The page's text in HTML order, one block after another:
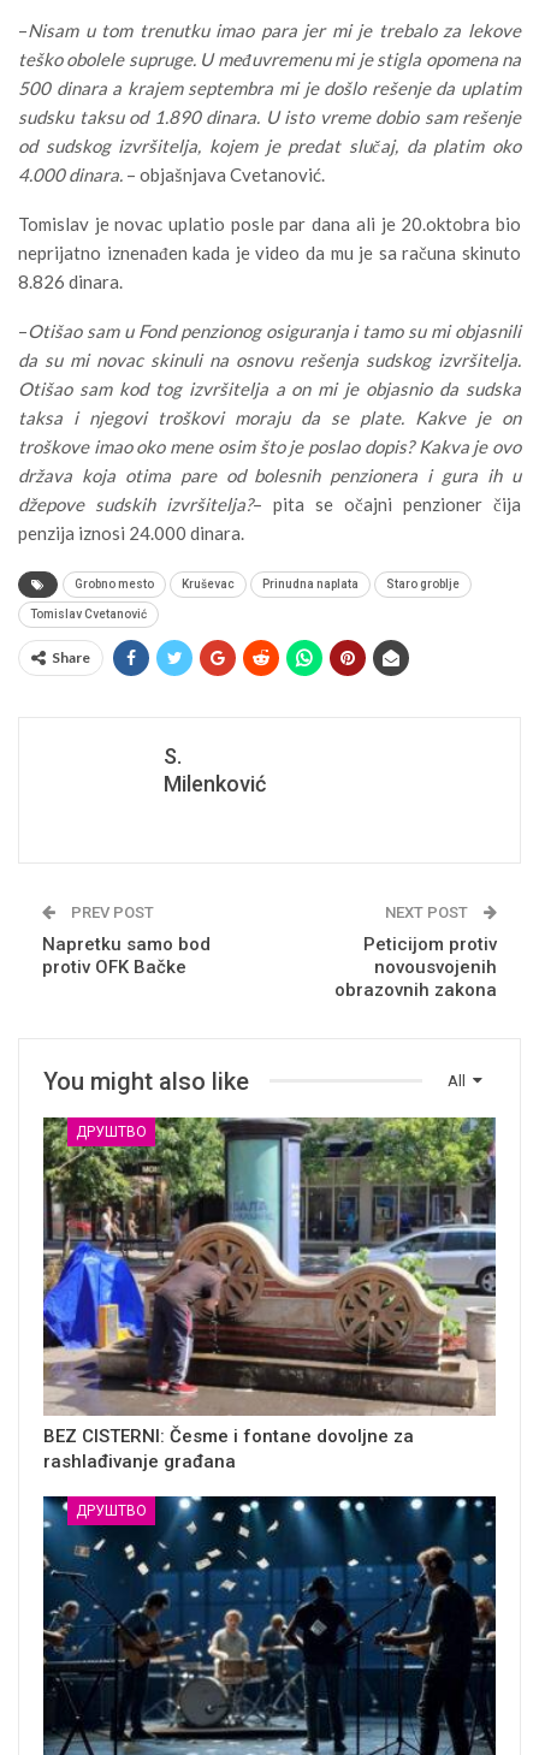
–Nisam u tom trenutku imao para jer mi je trebalo za lekove
teško obolele supruge. U međuvremenu mi je stigla opomena na
500 dinara a krajem septembra mi je došlo rešenje da uplatim
sudsku taksu od 1.890 dinara. U isto vreme dobio sam rešenje
od sudskog izvršitelja, kojem je predat slučaj, da platim oko
4.000 dinara. – objašnjava Cvetanović.
Tomislav je novac uplatio posle par dana ali je 20.oktobra bio
neprijatno iznenađen kada je video da mu je sa računa skinuto
8.826 dinara.
–Otišao sam u Fond penzionog osiguranja i tamo su mi objasnili
da su mi novac skinuli na osnovu rešenja sudskog izvršitelja.
Otišao sam kod tog izvršitelja a on mi je objasnio da sudska
taksa i njegovi troškovi moraju da se plate. Kakve je on
troškove imao oko mene osim što je poslao dopis? Kakva je ovo
država koja otima pare od bolesnih penzionera i gura ih u
džepove sudskih izvršitelja?– pita se očajni penzioner čija
penzija iznosi 24.000 dinara.
Grobno mesto Kruševac Prinudna naplata Staro groblje
Tomislav Cvetanović
Share
S.
Milenković
PREV POST
Napretku samo bod
protiv OFK Bačke
NEXT POST
Peticijom protiv
novousvojenih
obrazovnih zakona
All
You might also like
ДРУШТВО
BEZ CISTERNI: Česme i fontane dovoljne za
rashlađivanje građana
ДРУШТВО